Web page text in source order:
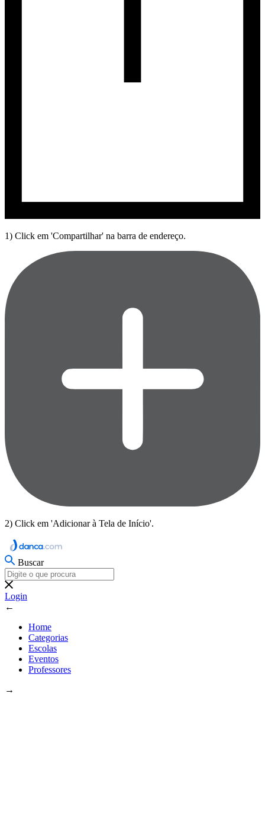
1) Click em 'Compartilhar' na barra de endereço.
2) Click em 'Adicionar à Tela de Início'.
Buscar
Login
←
Home
Categorias
Escolas
Eventos
Professores
→